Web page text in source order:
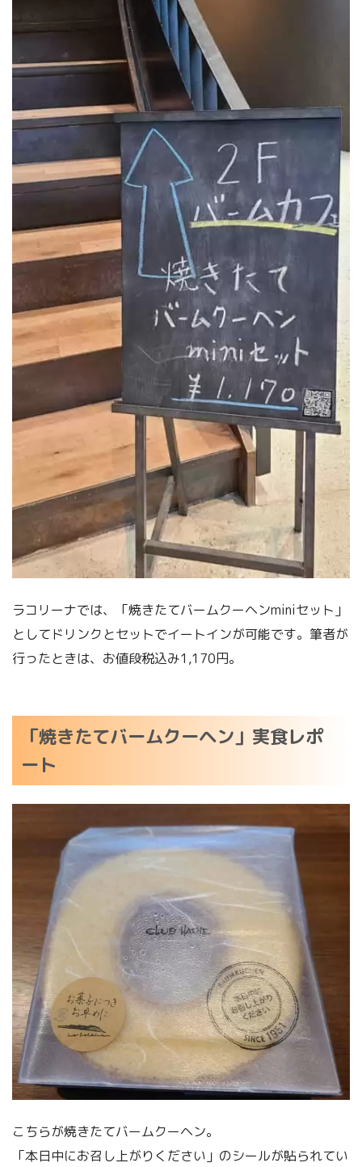
ラコリーナでは、「焼きたてバームクーヘンminiセット」
としてドリンクとセットでイートインが可能です。筆者が
行ったときは、お値段税込み1,170円。
「焼きたてバームクーヘン」実食レポ
ート
こちらが焼きたてバームクーヘン。
「本日中にお召し上がりください」のシールが貼られてい